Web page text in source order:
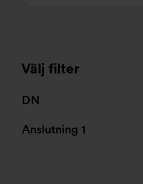
Välj filter
DN
Anslutning 1